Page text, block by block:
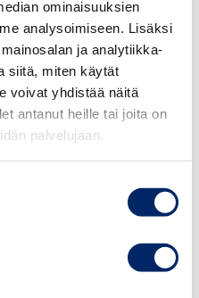
ominaisuuksien
analysoimiseen. Lisäksi
ja analytiikka-
siitä, miten käytät
voivat yhdistää näitä
antanut heille tai joita on
palvelujaan.
Euroloan-brändiä.
Kuluttajaviraston
lausunto
markkinoinnin on
on otettava huomion
vastuu asianmukaisella